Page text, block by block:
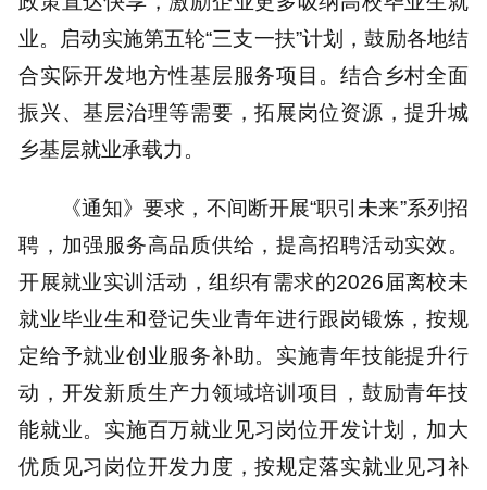
业。启动实施第五轮“三支一扶”计划，鼓励各地结
合实际开发地方性基层服务项目。结合乡村全面
振兴、基层治理等需要，拓展岗位资源，提升城
乡基层就业承载力。
《通知》要求，不间断开展“职引未来”系列招
聘，加强服务高品质供给，提高招聘活动实效。
开展就业实训活动，组织有需求的2026届离校未
就业毕业生和登记失业青年进行跟岗锻炼，按规
定给予就业创业服务补助。实施青年技能提升行
动，开发新质生产力领域培训项目，鼓励青年技
能就业。实施百万就业见习岗位开发计划，加大
优质见习岗位开发力度，按规定落实就业见习补